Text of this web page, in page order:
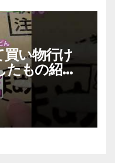
買い物行け
たもの紹